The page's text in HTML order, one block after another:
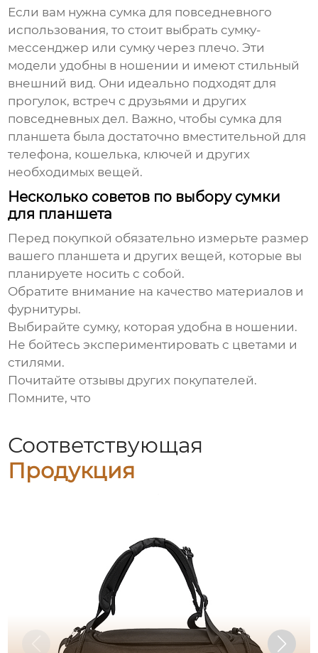
Если вам нужна сумка для повседневного
использования, то стоит выбрать сумку-
мессенджер или сумку через плечо. Эти
модели удобны в ношении и имеют стильный
внешний вид. Они идеально подходят для
прогулок, встреч с друзьями и других
повседневных дел. Важно, чтобы сумка для
планшета была достаточно вместительной для
телефона, кошелька, ключей и других
необходимых вещей.
Несколько советов по выбору сумки
для планшета
Перед покупкой обязательно измерьте размер
вашего планшета и других вещей, которые вы
планируете носить с собой.
Обратите внимание на качество материалов и
фурнитуры.
Выбирайте сумку, которая удобна в ношении.
Не бойтесь экспериментировать с цветами и
стилями.
Почитайте отзывы других покупателей.
Помните, что
Соответствующая
Продукция